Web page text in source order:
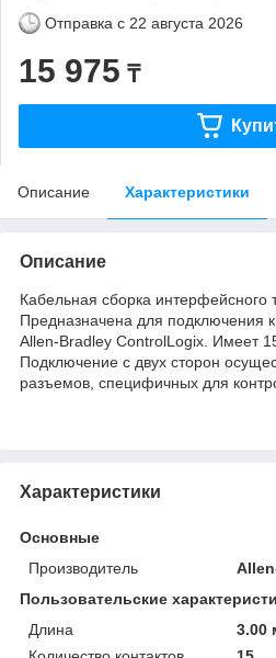
Отправка с 22 августа 2026
15 975 ₸
Описание Характеристики
Описание
Кабельная сборка интерфейсного
Предназначена для подключения
Allen-Bradley ControlLogix. Имеет
Подключение с двух сторон
разъемов, специфичных для
Характеристики
Основные
Производитель
Пользовательские
Длина
3.00